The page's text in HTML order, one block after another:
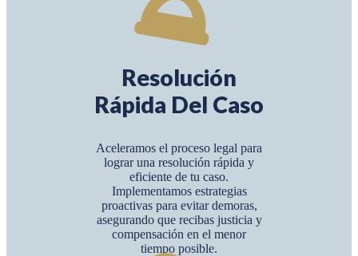
Resolución
Rápida Del Caso
Aceleramos el proceso legal para
lograr una resolución rápida y
eficiente de tu caso.
Implementamos estrategias
proactivas para evitar demoras,
asegurando que recibas justicia y
compensación en el menor
tiempo posible.